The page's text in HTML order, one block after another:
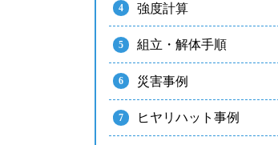
KATETOS
強度計算
組立・解体手順
災害事例
ヒヤリハット事例